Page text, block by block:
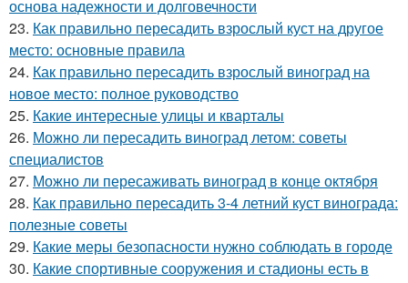
основа надежности и долговечности
23. Как правильно пересадить взрослый куст на другое
место: основные правила
24. Как правильно пересадить взрослый виноград на
новое место: полное руководство
25. Какие интересные улицы и кварталы
26. Можно ли пересадить виноград летом: советы
специалистов
27. Можно ли пересаживать виноград в конце октября
28. Как правильно пересадить 3-4 летний куст винограда:
полезные советы
29. Какие меры безопасности нужно соблюдать в городе
30. Какие спортивные сооружения и стадионы есть в